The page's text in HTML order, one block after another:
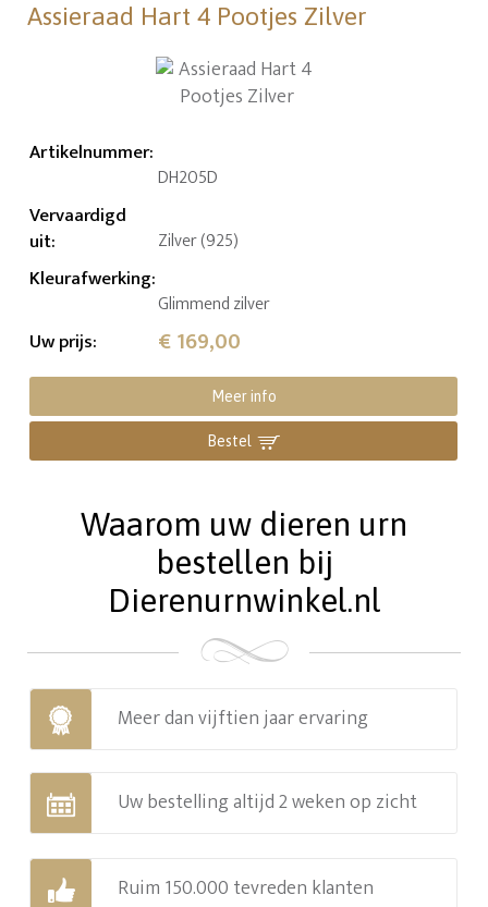
Assieraad Hart 4 Pootjes Zilver
Artikelnummer:
DH205D
Vervaardigd
uit: Zilver (925)
Kleurafwerking:
Glimmend zilver
Uw prijs: € 169,00
Meer info
Bestel
Waarom uw dieren urn
bestellen bij
Dierenurnwinkel.nl
Meer dan vijftien jaar ervaring
Uw bestelling altijd 2 weken op zicht
Ruim 150.000 tevreden klanten